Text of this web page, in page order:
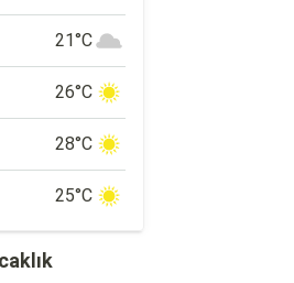
21°C
26°C
28°C
25°C